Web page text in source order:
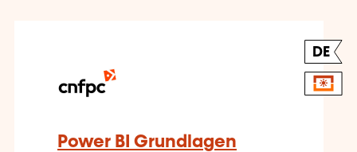
DE
Power BI Grundlagen